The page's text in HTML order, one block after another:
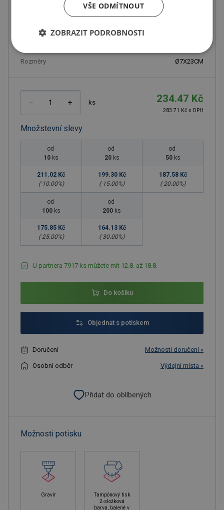
Rozměry Ø7X23CM
ks 234.47 Kč
283.71 Kč s DPH
Množstevní slevy
od
10 ks
211.02 Kč
(-10.00%)
od
20 ks
199.30 Kč
(-15.00%)
od
50 ks
187.58 Kč
(-20.00%)
od
100 ks
175.85 Kč
(-25.00%)
od
200 ks
164.13 Kč
(-30.00%)
U partnera 7917 ks můžete mít 12.8. až 18.8.
Do košíku
Objednat s potiskem
Doručení Možnosti doručení »
Osobní odběr Výdejní místa »
Přidat do oblíbených
Možnosti potisku
Gravír
Tampónový tisk
2-složková
barva, balené v
VŠE ODMÍTNOUT
ZOBRAZIT PODROBNOSTI